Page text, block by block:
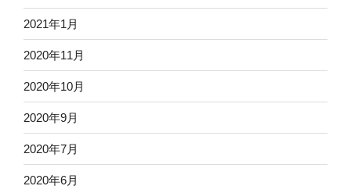
2021年1月
2020年11月
2020年10月
2020年9月
2020年7月
2020年6月